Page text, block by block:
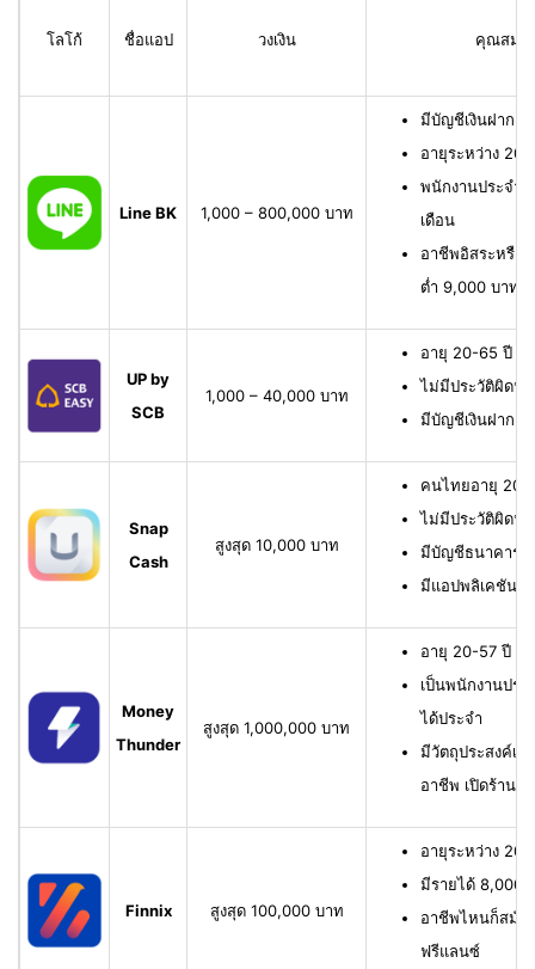
โลโก้ ชื่อแอป วงเงิน คุณสมบั
Line BK 1,000 – 800,000 บาท
มีบัญชีเงินฝาก
อายุระหว่าง 20
พนักงานประจำ
เดือน
อาชีพอิสระหรือ
ต่ำ 9,000 บาทต่
UP by
SCB
1,000 – 40,000 บาท
อายุ 20-65 ปี เ
ไม่มีประวัติผิดนั
มีบัญชีเงินฝาก
Snap
Cash
สูงสุด 10,000 บาท
คนไทยอายุ 20-
ไม่มีประวัติผิดนั
มีบัญชีธนาคาร ห
มีแอปพลิเคชัน
Money
Thunder
สูงสุด 1,000,000 บาท
อายุ 20-57 ปี มี
เป็นพนักงานปร
ได้ประจำ
มีวัตถุประสงค์เพื่
อาชีพ เปิดร้าน
Finnix สูงสุด 100,000 บาท
อายุระหว่าง
มีรายได้ 8,000
อาชีพไหนก็สมัค
ฟรีแลนซ์